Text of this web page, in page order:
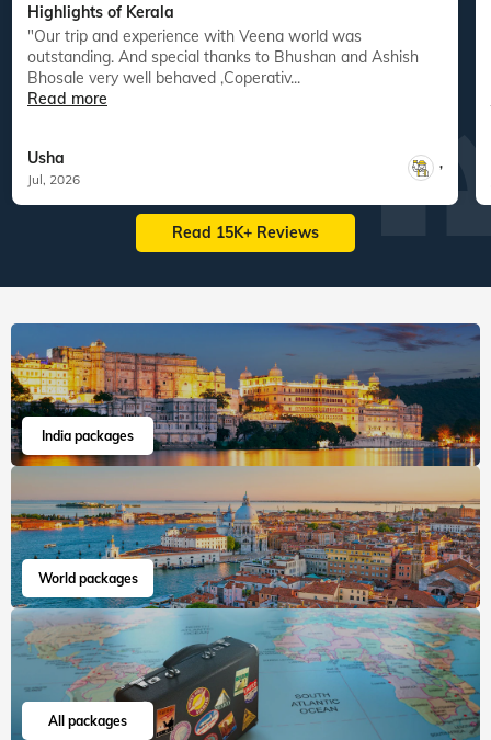
Highlights of Kerala
"Our trip and experience with Veena world was
outstanding. And special thanks to Bhushan and Ashish
Bhosale very well behaved ,Coperativ...
Read more
Usha
Jul, 2026
,
Read 15K+ Reviews
India packages
World packages
All packages